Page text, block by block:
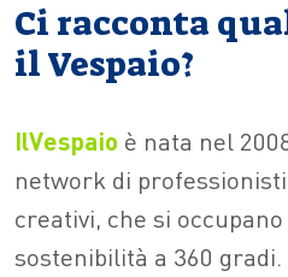
Ci racconta
il Vespaio?
IlVespaio è nata nel
network di
creativi, che si
sostenibilità a 360